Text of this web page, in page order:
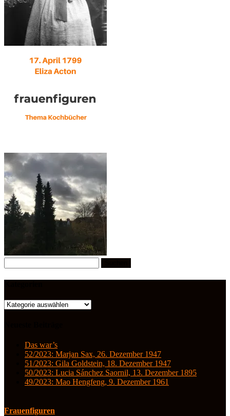
nach:
Kategorien
Das war’s
52/2023: Marjan Sax, 26. Dezember 1947
51/2023: Gila Goldstein, 18. Dezember 1947
50/2023: Lucia Sánchez Saornil, 13. Dezember 1895
49/2023: Mao Hengfeng, 9. Dezember 1961
Frauenfiguren